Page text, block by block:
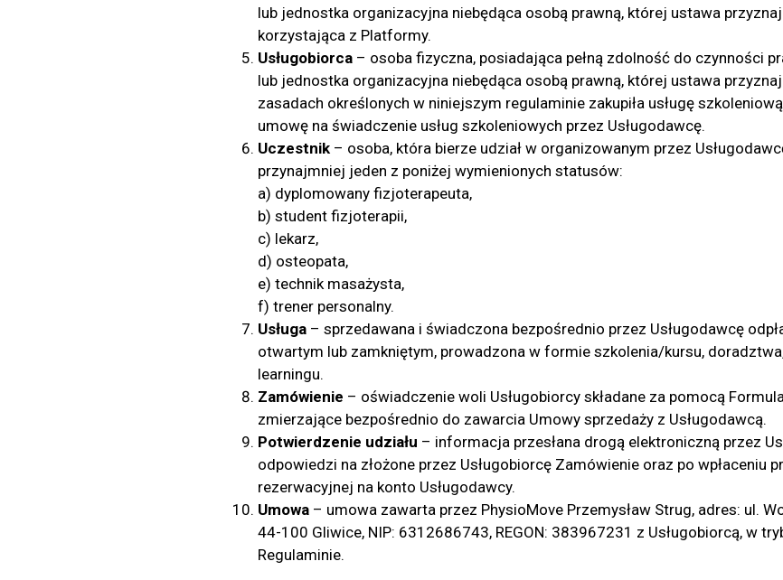
lub jednostka organizacyjna niebędąca osobą prawną, której ustawa
korzystająca z Platformy.
Usługobiorca – osoba fizyczna, posiadająca pełną zdolność do czynności
lub jednostka organizacyjna niebędąca osobą prawną, której ustawa
zasadach określonych w niniejszym regulaminie zakupiła usługę
umowę na świadczenie usług szkoleniowych przez Usługodawcę.
Uczestnik – osoba, która bierze udział w organizowanym przez
przynajmniej jeden z poniżej wymienionych statusów:
a) dyplomowany fizjoterapeuta,
b) student fizjoterapii,
c) lekarz,
d) osteopata,
e) technik masażysta,
f) trener personalny.
Usługa – sprzedawana i świadczona bezpośrednio przez Usługodawcę
otwartym lub zamkniętym, prowadzona w formie szkolenia/kursu,
learningu.
Zamówienie – oświadczenie woli Usługobiorcy składane za pomocą
zmierzające bezpośrednio do zawarcia Umowy sprzedaży z Usługodawcą.
Potwierdzenie udziału – informacja przesłana drogą elektroniczną przez
odpowiedzi na złożone przez Usługobiorcę Zamówienie oraz po wpłaceniu
rezerwacyjnej na konto Usługodawcy.
Umowa – umowa zawarta przez PhysioMove Przemysław Strug, adres: ul.
44-100 Gliwice, NIP: 6312686743, REGON: 383967231 z Usługobiorcą, w
Regulaminie.